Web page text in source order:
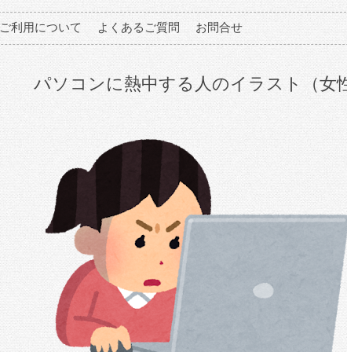
ご利用について よくあるご質問 お問合せ
パソコンに熱中する人のイラスト（女